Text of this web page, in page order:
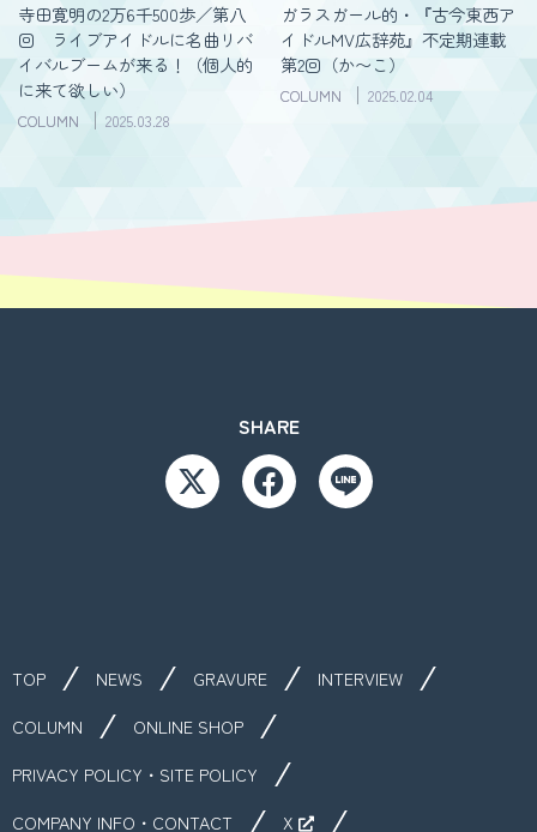
寺田寛明の2万6千500歩／第八
回 ライブアイドルに名曲リバ
イバルブームが来る！（個人的
に来て欲しい）
COLUMN 2025.03.28
ガラスガール的・『古今東西ア
イドルMV広辞苑』不定期連載
第2回（か〜こ）
COLUMN 2025.02.04
SHARE
TOP NEWS GRAVURE
INTERVIEW
COLUMN
ONLINE SHOP
PRIVACY POLICY・SITE POLICY
COMPANY INFO・CONTACT
X